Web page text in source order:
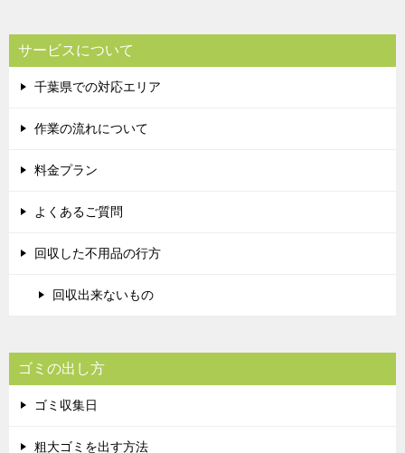
サービスについて
千葉県での対応エリア
作業の流れについて
料金プラン
よくあるご質問
回収した不用品の行方
回収出来ないもの
ゴミの出し方
ゴミ収集日
粗大ゴミを出す方法